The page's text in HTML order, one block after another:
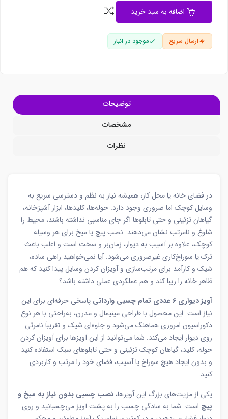
اضافه به سبد خرید
ارسال سریع موجود در انبار
توضیحات
مشخصات
نظرات
در فضای خانه یا محل کار، همیشه نیاز به نظم و دسترسی سریع به
وسایل کوچک اما ضروری وجود دارد. حوله‌ها، کلیدها، ابزار آشپزخانه،
گیاهان تزئینی و حتی تابلوها اگر جای مناسبی نداشته باشند، محیط را
شلوغ و نامرتب نشان می‌دهند. نصب پیچ یا میخ برای هر وسیله
کوچک، علاوه بر آسیب به دیوار، زمان‌بر و سخت است و اغلب باعث
ترک یا سوراخ‌کاری غیرضروری می‌شود. آیا نمی‌خواهید راهی ساده،
شیک و کارآمد برای مرتب‌سازی و آویزان کردن وسایل پیدا کنید که هم
ظاهر خانه را زیبا کند و هم عملکردی عملی داشته باشد؟
آویز دیواری ۶ عددی تمام چسبی وارداتی
پاسخی حرفه‌ای برای این
نیاز است. این محصول با طراحی مینیمال و مدرن، به‌راحتی با هر نوع
دکوراسیون امروزی هماهنگ می‌شود و جلوه‌ای شیک و تقریباً نامرئی
روی دیوار ایجاد می‌کند. شما می‌توانید از این آویزها برای آویزان کردن
حوله، کلید، گیاهان کوچک تزئینی و حتی تابلوهای سبک استفاده کنید
و بدون ایجاد هیچ سوراخ یا آسیب، فضای خود را مرتب و کاربردی
کنید.
یکی از مزیت‌های بزرگ این آویزها، نصب چسبی بدون نیاز به میخ و
پیچ است. شما به سادگی چسب را به پشت آویز می‌چسبانید و روی